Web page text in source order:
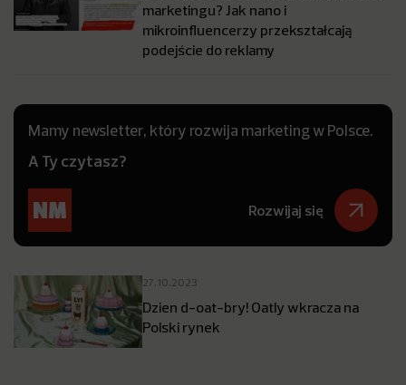
marketingu? Jak nano i
mikroinfluencerzy przekształcają
podejście do reklamy
Mamy newsletter, który rozwija marketing w Polsce.
A Ty czytasz?
Rozwijaj się
27.10.2023
Dzien d-oat-bry! Oatly wkracza na
Polski rynek